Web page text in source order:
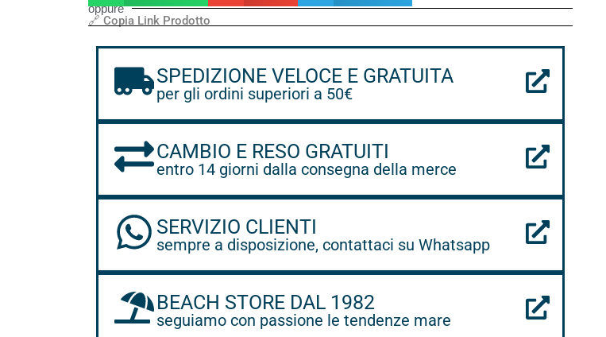
oppure
🔗 Copia Link Prodotto
SPEDIZIONE VELOCE E GRATUITA
per gli ordini superiori a 50€
CAMBIO E RESO GRATUITI
entro 14 giorni dalla consegna della merce
SERVIZIO CLIENTI
sempre a disposizione, contattaci su Whatsapp
BEACH STORE DAL 1982
seguiamo con passione le tendenze mare